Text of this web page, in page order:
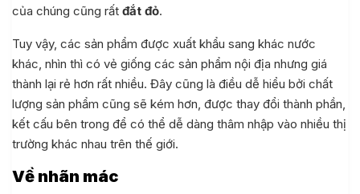
của chúng cũng rất đắt đỏ.
Tuy vậy, các sản phẩm được xuất khẩu sang khác nước
khác, nhìn thì có vẻ giống các sản phẩm nội địa nhưng giá
thành lại rẻ hơn rất nhiều. Đây cũng là điều dễ hiểu bởi chất
lượng sản phẩm cũng sẽ kém hơn, được thay đổi thành phần,
kết cấu bên trong để có thể dễ dàng thâm nhập vào nhiều thị
trường khác nhau trên thế giới.
Về nhãn mác